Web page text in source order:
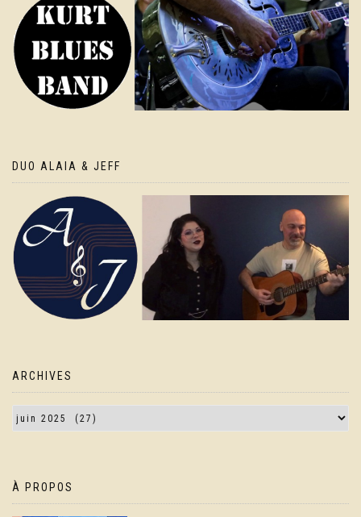
DUO ALAIA & JEFF
ARCHIVES
À PROPOS